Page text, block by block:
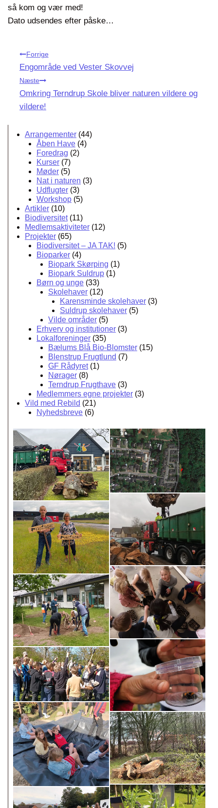
så kom og vær med!
Dato udsendes efter påske…
Indlægsnavigation
Forrige
Engområde ved Vester Skovvej
Næste
Omkring Terndrup Skole bliver naturen vildere og
vildere!
Arrangementer (44)
Åben Have (4)
Foredrag (2)
Kurser (7)
Møder (5)
Nat i naturen (3)
Udflugter (3)
Workshop (5)
Artikler (10)
Biodiversitet(11)
Medlemsaktiviteter (12)
Projekter (65)
Biodiversitet – JA TAK! (5)
Bioparker (4)
Biopark Skørping (1)
Biopark Suldrup (1)
Børn og unge (33)
Skolehaver (12)
Karensminde skolehaver (3)
Suldrup skolehaver (5)
Vilde områder (5)
Erhverv og institutioner (3)
Lokalforeninger (35)
Bælums Blå Bio-Blomster (15)
Blenstrup Frugtlund (7)
GF Rådyret(1)
Nørager (8)
Terndrup Frugthave (3)
Medlemmers egne projekter (3)
Vild med Rebild (21)
Nyhedsbreve (6)